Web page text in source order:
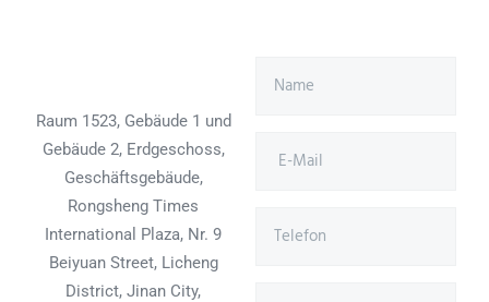
Raum 1523, Gebäude 1 und
Gebäude 2, Erdgeschoss,
Geschäftsgebäude,
Rongsheng Times
International Plaza, Nr. 9
Beiyuan Street, Licheng
District, Jinan City,